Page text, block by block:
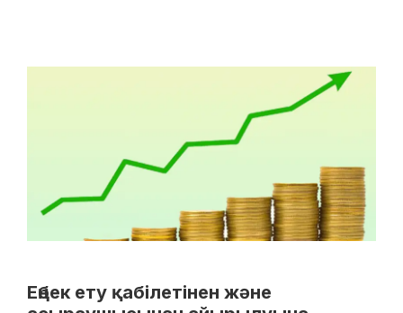
Еңбек ету қабілетінен және